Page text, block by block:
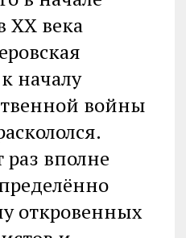
ХХ века
началу
войны
раз вполне
откровенных